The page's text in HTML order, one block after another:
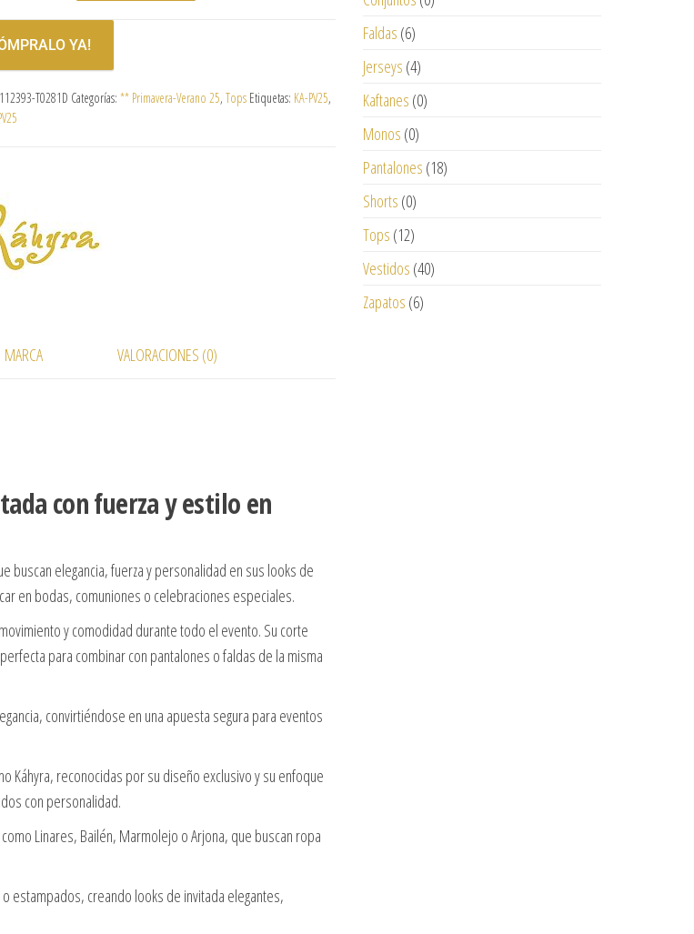
YA!
T0281D Categorías: ** Primavera-Verano 25, Tops Etiquetas: KA-PV25,
MARCA VALORACIONES (0)
con fuerza y estilo en
buscan elegancia, fuerza y personalidad en sus looks de
en bodas, comuniones o celebraciones especiales.
y comodidad durante todo el evento. Su corte
para combinar con pantalones o faldas de la misma
convirtiéndose en una apuesta segura para eventos
Káhyra, reconocidas por su diseño exclusivo y su enfoque
con personalidad.
Linares, Bailén, Marmolejo o Arjona, que buscan ropa
estampados, creando looks de invitada elegantes,
Faldas (6)
Jerseys (4)
Kaftanes (0)
Monos (0)
Pantalones (18)
Shorts (0)
Tops (12)
Vestidos (40)
Zapatos (6)